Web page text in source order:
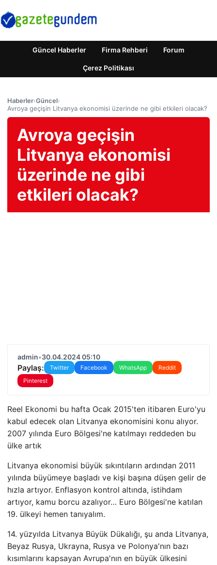
Güncel Haberler Firma Rehberi Forum
Çerez Politikası
Haberler›Güncel›
Avroya geçişin Litvanya ekonomisi üzerinde ne gibi etkileri olacak?
Avroya geçişin
Litvanya ekonomisi
üzerinde ne gibi
etkileri olacak?
admin•30.04.2024 05:10
Paylaş: Twitter Facebook WhatsApp
Reddit
Pinterest
Reel Ekonomi bu hafta Ocak 2015'ten itibaren Euro'yu
kabul edecek olan Litvanya ekonomisini konu alıyor.
2007 yılında Euro Bölgesi'ne katılmayı reddeden bu
ülke artık
Litvanya ekonomisi büyük sıkıntıların ardından 2011
yılında büyümeye başladı ve kişi başına düşen gelir de
hızla artıyor. Enflasyon kontrol altında, istihdam
artıyor, kamu borcu azalıyor… Euro Bölgesi'ne katılan
19. ülkeyi hemen tanıyalım.
14. yüzyılda Litvanya Büyük Dükalığı, şu anda Litvanya,
Beyaz Rusya, Ukrayna, Rusya ve Polonya'nın bazı
kısımlarını kapsayan Avrupa'nın en büyük ülkesini